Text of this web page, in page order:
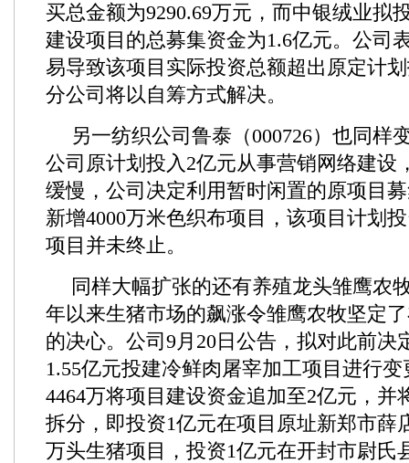
买总金额为9290.69万元，而中银绒业拟
建设项目的总募集资金为1.6亿元。公司
易导致该项目实际投资总额超出原定计
分公司将以自筹方式解决。
另一纺织公司鲁泰（000726）也同样
公司原计划投入2亿元从事营销网络建设
缓慢，公司决定利用暂时闲置的原项目
新增4000万米色织布项目，该项目计划
项目并未终止。
同样大幅扩张的还有养殖龙头雏鹰农
年以来生猪市场的飙涨令雏鹰农牧坚定
的决心。公司9月20日公告，拟对此前决
1.55亿元投建冷鲜肉屠宰加工项目进行
4464万将项目建设资金追加至2亿元，并
拆分，即投资1亿元在项目原址新郑市薛
万头生猪项目，投资1亿元在开封市尉氏